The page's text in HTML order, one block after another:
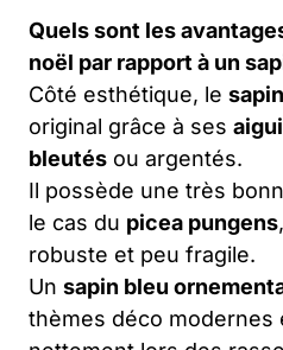
Quels sont les
noël par rapport à un
Côté esthétique, le
original grâce à ses
bleutés ou argentés.
Il possède une très
le cas du picea pungens
robuste et peu fragile.
Un sapin bleu
thèmes déco modernes